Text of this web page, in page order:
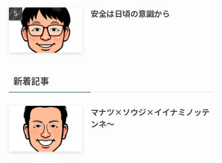
安全は日頃の意識から
新着記事
マナツ×ソウジ×イイナミノッテ
ンネ～